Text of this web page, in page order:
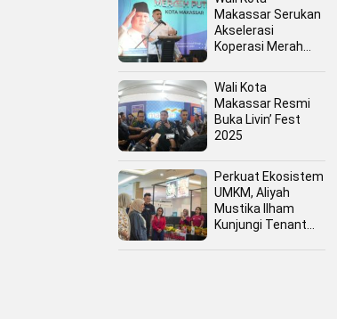
Makassar Serukan
Akselerasi
Koperasi Merah
Program Presiden
Prabowo
Wali Kota
Makassar Resmi
Buka Livin’ Fest
2025
Perkuat Ekosistem
UMKM, Aliyah
Mustika Ilham
Kunjungi Tenant